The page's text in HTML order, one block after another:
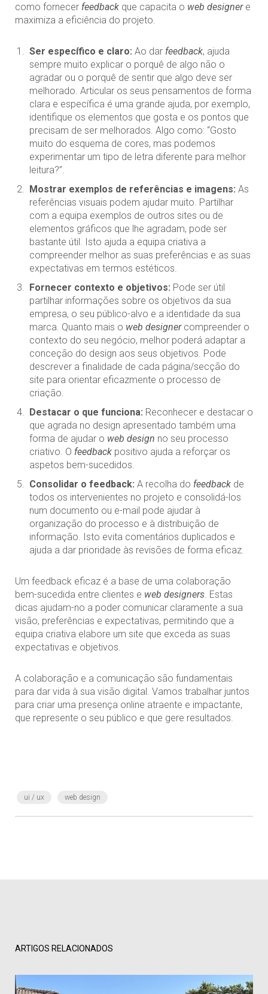
como fornecer feedback que capacita o web designere
maximiza a eficiência do projeto.
Ser específico e claro: Ao dar feedback, ajuda
sempre muito explicar o porquê de algo não o
agradar ou o porquê de sentir que algo deve ser
melhorado. Articular os seus pensamentos de forma
clara e específica é uma grande ajuda, por exemplo,
identifique os elementos que gosta e os pontos que
precisam de ser melhorados. Algo como: “Gosto
muito do esquema de cores, mas podemos
experimentar um tipo de letra diferente para melhor
leitura?”.
Mostrar exemplos de referências e imagens: As
referências visuais podem ajudar muito. Partilhar
com a equipa exemplos de outros sites ou de
elementos gráficos que lhe agradam, pode ser
bastante útil. Isto ajuda a equipa criativa a
compreender melhor as suas preferências e as suas
expectativas em termos estéticos.
Fornecer contexto e objetivos: Pode ser útil
partilhar informações sobre os objetivos da sua
empresa, o seu público-alvo e a identidade da sua
marca. Quanto mais o web designercompreender o
contexto do seu negócio, melhor poderá adaptar a
conceção do design aos seus objetivos. Pode
descrever a finalidade de cada página/secção do
site para orientar eficazmente o processo de
criação.
Destacar o que funciona: Reconhecer e destacar o
que agrada no design apresentado também uma
forma de ajudar o web design no seu processo
criativo. O feedback positivo ajuda a reforçar os
aspetos bem-sucedidos.
Consolidar o feedback: A recolha do feedback de
todos os intervenientes no projeto e consolidá-los
num documento ou e-mail pode ajudar à
organização do processo e à distribuição de
informação. Isto evita comentários duplicados e
ajuda a dar prioridade às revisões de forma eficaz.
Um feedback eficaz é a base de uma colaboração
bem-sucedida entre clientes e web designers. Estas
dicas ajudam-no a poder comunicar claramente a sua
visão, preferências e expectativas, permitindo que a
equipa criativa elabore um site que exceda as suas
expectativas e objetivos.
A colaboração e a comunicação são fundamentais
para dar vida à sua visão digital. Vamos trabalhar juntos
para criar uma presença online atraente e impactante,
que represente o seu público e que gere resultados.
ui / ux web design
ARTIGOS RELACIONADOS